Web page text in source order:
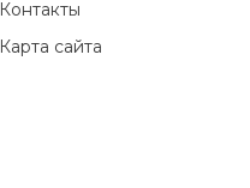
Контакты
Карта сайта